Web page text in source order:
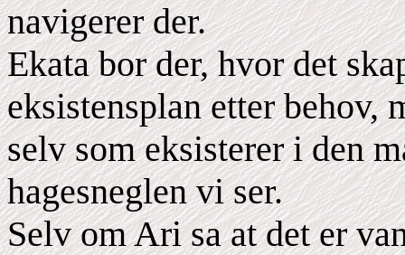
navigerer der.
Ekata bor der, hvor det
eksistensplan etter behov,
selv som eksisterer i den
hagesneglen vi ser.
Selv om Ari sa at det er